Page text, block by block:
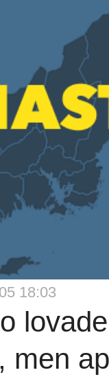
18:03
men